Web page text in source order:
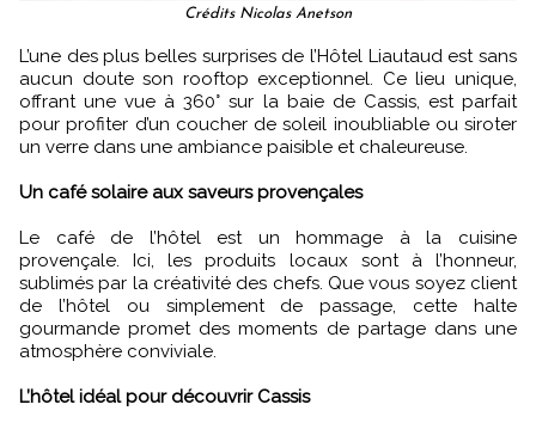
Crédits Nicolas Anetson
L’une des plus belles surprises de l’Hôtel Liautaud est sans
aucun doute son rooftop exceptionnel. Ce lieu unique,
offrant une vue à 360° sur la baie de Cassis, est parfait
pour profiter d’un coucher de soleil inoubliable ou siroter
un verre dans une ambiance paisible et chaleureuse.
Un café solaire aux saveurs provençales
Le café de l’hôtel est un hommage à la cuisine
provençale. Ici, les produits locaux sont à l’honneur,
sublimés par la créativité des chefs. Que vous soyez client
de l’hôtel ou simplement de passage, cette halte
gourmande promet des moments de partage dans une
atmosphère conviviale.
L’hôtel idéal pour découvrir Cassis